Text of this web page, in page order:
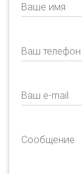
Ваше имя
Ваш телефон
Ваш e-mail
Сообщение